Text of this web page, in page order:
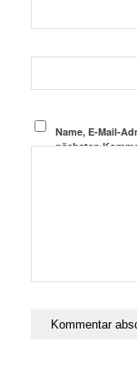
Name, E-Mail-
nächsten